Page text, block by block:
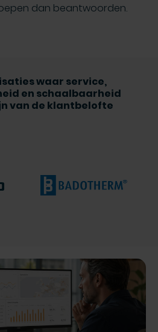
dan beantwoorden.
waar service,
en schaalbaarheid
van de klantbelofte